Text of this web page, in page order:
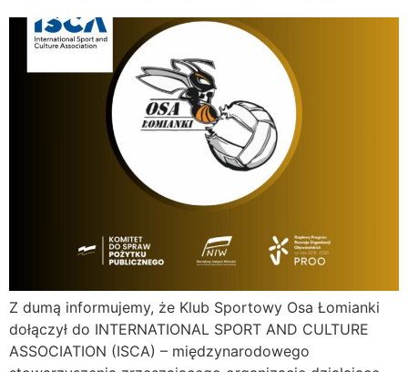
Z dumą informujemy, że Klub Sportowy Osa Łomianki
dołączył do INTERNATIONAL SPORT AND CULTURE
ASSOCIATION (ISCA) – międzynarodowego